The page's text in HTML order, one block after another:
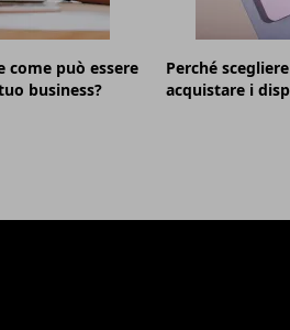
come può essere
business?
Perché
acquistare i